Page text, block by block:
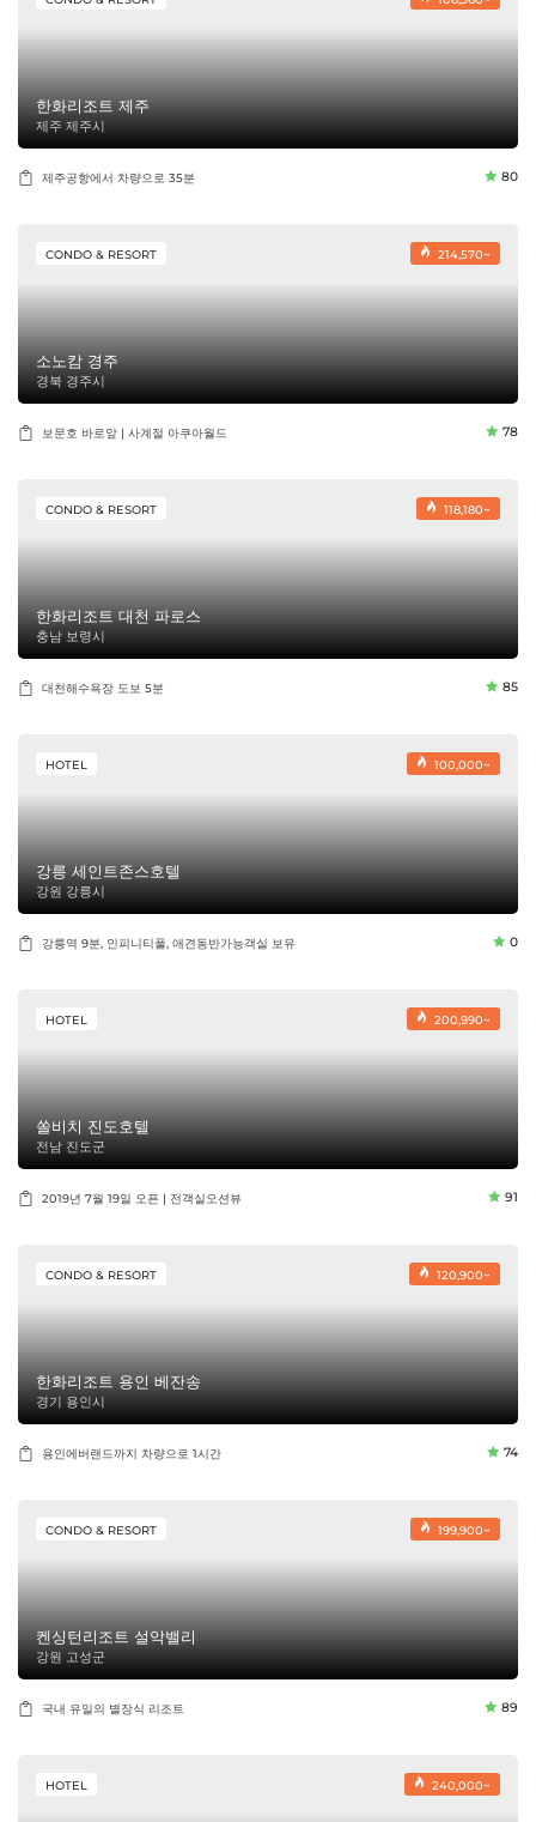
한화리조트 제주
제주 제주시
제주공항에서 차량으로 35분 80
214,570~
CONDO & RESORT
소노캄 경주
경북 경주시
보문호 바로앞 | 사계절 아쿠아월드 78
118,180~
CONDO & RESORT
한화리조트 대천 파로스
충남 보령시
대천해수욕장 도보 5분 85
100,000~
HOTEL
강릉 세인트존스호텔
강원 강릉시
강릉역 9분, 인피니티풀, 애견동반가능객실 보유 0
200,990~
HOTEL
쏠비치 진도호텔
전남 진도군
2019년 7월 19일 오픈 | 전객실오션뷰 91
120,900~
CONDO & RESORT
한화리조트 용인 베잔송
경기 용인시
용인에버랜드까지 차량으로 1시간 74
199,900~
CONDO & RESORT
켄싱턴리조트 설악밸리
강원 고성군
국내 유일의 별장식 리조트 89
240,000~
HOTEL